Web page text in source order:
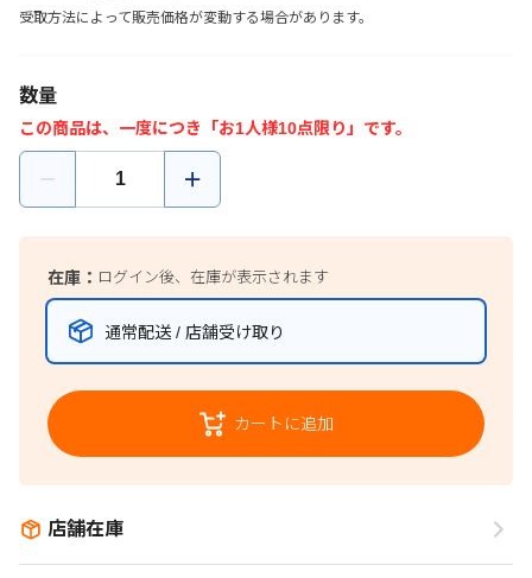
受取方法によって販売価格が変動する場合があります。
数量
この商品は、一度につき「お1人様10点限り」です。
在庫： ログイン後、在庫が表示されます
通常配送 / 店舗受け取り
カートに追加
店舗在庫